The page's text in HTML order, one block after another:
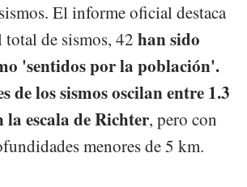
El informe oficial destaca
total de sismos, 42 han sido
'sentidos por la población'.
de los sismos oscilan entre 1.3
la escala de Richter, pero con
menores de 5 km.